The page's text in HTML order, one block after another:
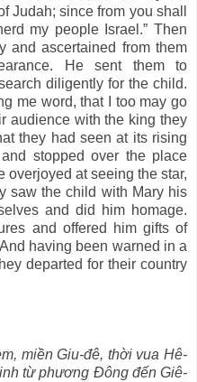
Judah; since from you shall
my people Israel.” Then
and ascertained from them
He sent them to
diligently for the child.
me word, that I too may go
audience with the king they
they had seen at its rising
stopped over the place
overjoyed at seeing the star,
saw the child with Mary his
and did him homage.
and offered him gifts of
having been warned in a
departed for their country
miền Giu-đê, thời vua Hê-
từ phương Đông đến Giê-